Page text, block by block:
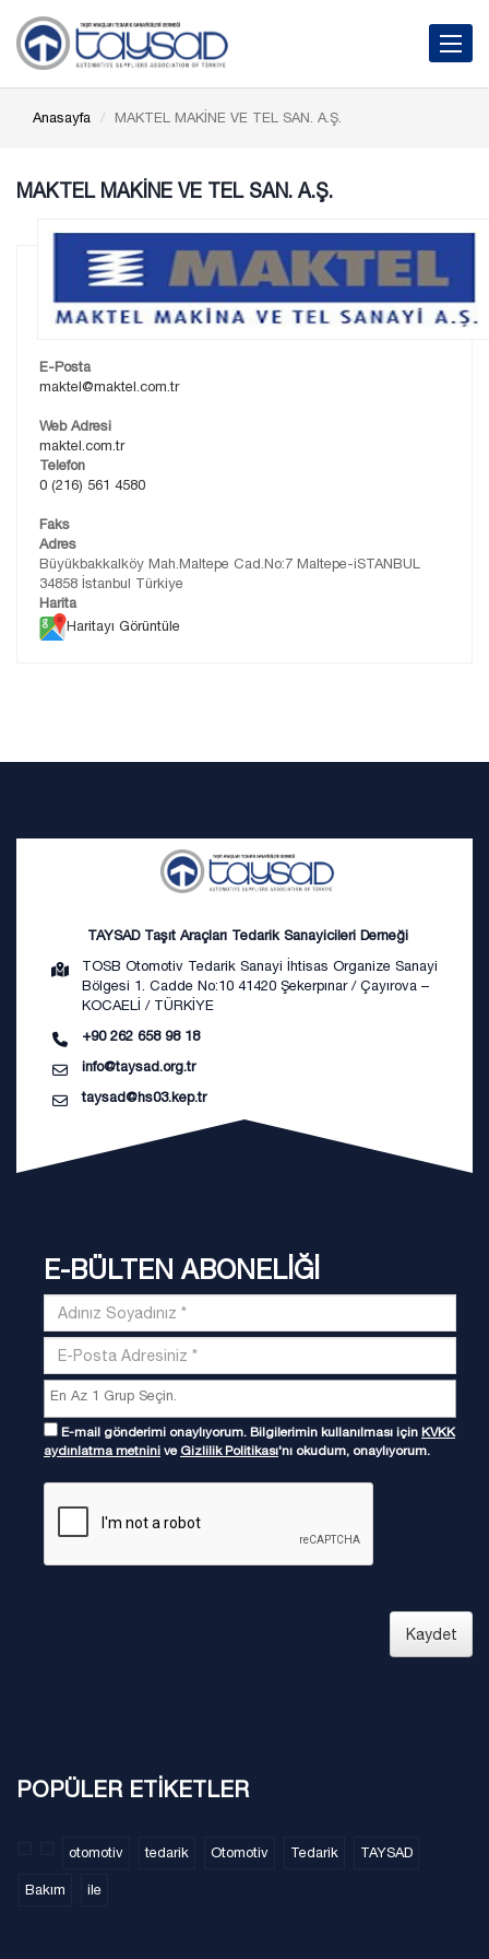
Toggle
Anasayfa MAKTEL MAKİNE VE TEL SAN. A.Ş.
MAKTEL MAKİNE VE TEL SAN. A.Ş.
E-Posta
maktel@maktel.com.tr
Web Adresi
maktel.com.tr
Telefon
0 (216) 561 4580
Faks
Adres
Büyükbakkalköy Mah.Maltepe Cad.No:7 Maltepe-iSTANBUL
34858 İstanbul Türkiye
Harita
Haritayı Görüntüle
TAYSAD Taşıt Araçları Tedarik Sanayicileri Derneği
TOSB Otomotiv Tedarik Sanayi İhtisas Organize Sanayi
Bölgesi 1. Cadde No:10 41420 Şekerpınar / Çayırova –
KOCAELİ / TÜRKİYE
+90 262 658 98 18
info@taysad.org.tr
taysad@hs03.kep.tr
E-BÜLTEN ABONELİĞİ
E-mail gönderimi onaylıyorum. Bilgilerimin kullanılması için KVKK
aydınlatma metnini ve Gizlilik Politikası'nı okudum, onaylıyorum.
Kaydet
POPÜLER ETİKETLER
otomotiv tedarik Otomotiv Tedarik TAYSAD
Bakım ile